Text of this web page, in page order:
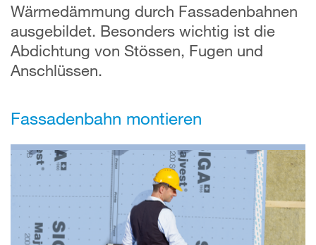
Wärmedämmung durch Fassadenbahnen
ausgebildet. Besonders wichtig ist die
Abdichtung von Stössen, Fugen und
Anschlüssen.
Fassadenbahn montieren